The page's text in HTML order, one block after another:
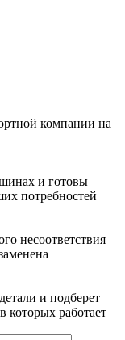
компании на
и готовы
потребностей
несоответствия
и подберет
которых работает